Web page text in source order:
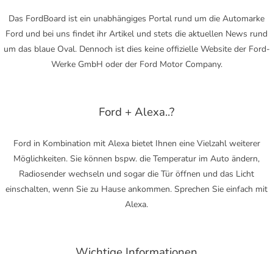
Das FordBoard ist ein unabhängiges Portal rund um die Automarke
Ford und bei uns findet ihr Artikel und stets die aktuellen News rund
um das blaue Oval. Dennoch ist dies keine offizielle Website der Ford-
Werke GmbH oder der Ford Motor Company.
Ford + Alexa..?
Ford in Kombination mit Alexa bietet Ihnen eine Vielzahl weiterer
Möglichkeiten. Sie können bspw. die Temperatur im Auto ändern,
Radiosender wechseln und sogar die Tür öffnen und das Licht
einschalten, wenn Sie zu Hause ankommen. Sprechen Sie einfach mit
Alexa.